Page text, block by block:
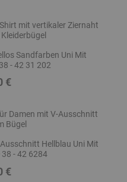
Sandfarben Uni Mit
- 42 31 202
€
Hellblau Uni Mit
38 - 42 6284
€